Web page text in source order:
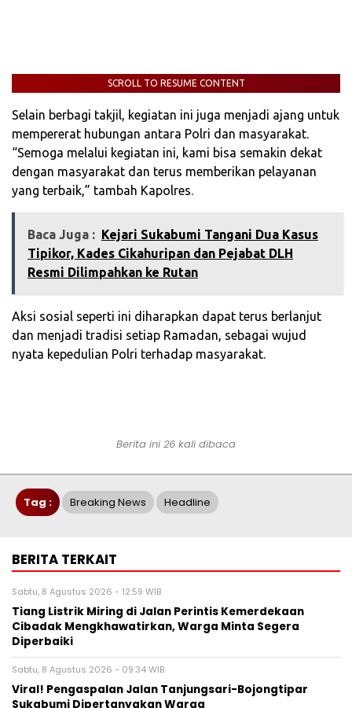
SCROLL TO RESUME CONTENT
Selain berbagi takjil, kegiatan ini juga menjadi ajang untuk
mempererat hubungan antara Polri dan masyarakat.
“Semoga melalui kegiatan ini, kami bisa semakin dekat
dengan masyarakat dan terus memberikan pelayanan
yang terbaik,” tambah Kapolres.
Baca Juga : Kejari Sukabumi Tangani Dua Kasus
Tipikor, Kades Cikahuripan dan Pejabat DLH
Resmi Dilimpahkan ke Rutan
Aksi sosial seperti ini diharapkan dapat terus berlanjut
dan menjadi tradisi setiap Ramadan, sebagai wujud
nyata kepedulian Polri terhadap masyarakat.
Berita ini 26 kali dibaca
Tag : Breaking News Headline
BERITA TERKAIT
Sabtu, 8 Agustus 2026 - 12:59 WIB
Tiang Listrik Miring di Jalan Perintis Kemerdekaan
Cibadak Mengkhawatirkan, Warga Minta Segera
Diperbaiki
Sabtu, 8 Agustus 2026 - 09:34 WIB
Viral! Pengaspalan Jalan Tanjungsari-Bojongtipar
Sukabumi Dipertanyakan Warga